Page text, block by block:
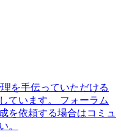
を手伝っていただける
ています。
フォーラム
を依頼する場合はコミュ
。